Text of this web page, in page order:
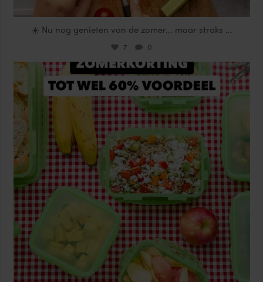
☀️ Nu nog genieten van de zomer... maar straks ...
7 0
locklocknl
Jul 25